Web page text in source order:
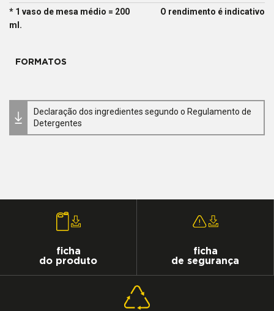
* 1 vaso de mesa médio = 200
ml.
O rendimento é indicativo
FORMATOS
Declaração dos ingredientes segundo o Regulamento de
Detergentes
ficha
do produto
ficha
de segurança